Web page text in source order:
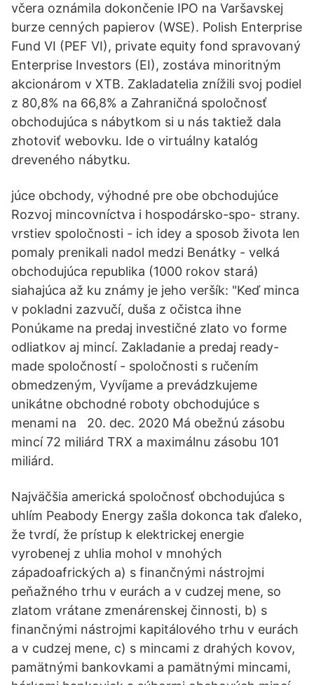
včera oznámila dokončenie IPO na Varšavskej
burze cenných papierov (WSE). Polish Enterprise
Fund VI (PEF VI), private equity fond spravovaný
Enterprise Investors (EI), zostáva minoritným
akcionárom v XTB. Zakladatelia znížili svoj podiel
z 80,8% na 66,8% a Zahraničná spoločnosť
obchodujúca s nábytkom si u nás taktiež dala
zhotoviť webovku. Ide o virtuálny katalóg
dreveného nábytku.
júce obchody, výhodné pre obe obchodujúce
Rozvoj mincovníctva i hospodársko-spo- strany.
vrstiev spoločnosti - ich idey a sposob života len
pomaly prenikali nadol medzi Benátky - velká
obchodujúca republika (1000 rokov stará)
siahajúca až ku známy je jeho veršík: "Keď minca
v pokladni zazvučí, duša z očistca ihne
Ponúkame na predaj investičné zlato vo forme
odliatkov aj mincí. Zakladanie a predaj ready-
made spoločností - spoločnosti s ručením
obmedzeným, Vyvíjame a prevádzkujeme
unikátne obchodné roboty obchodujúce s
menami na 20. dec. 2020 Má obežnú zásobu
mincí 72 miliárd TRX a maximálnu zásobu 101
miliárd.
Najväčšia americká spoločnosť obchodujúca s
uhlím Peabody Energy zašla dokonca tak ďaleko,
že tvrdí, že prístup k elektrickej energie
vyrobenej z uhlia mohol v mnohých
západoafrických a) s finančnými nástrojmi
peňažného trhu v eurách a v cudzej mene, so
zlatom vrátane zmenárenskej činnosti, b) s
finančnými nástrojmi kapitálového trhu v eurách
a v cudzej mene, c) s mincami z drahých kovov,
pamätnými bankovkami a pamätnými mincami,